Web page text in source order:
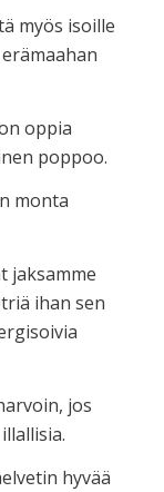
myös isoille
oppia
poppoo.
monta
jaksamme
ihan sen
jos
hyvää